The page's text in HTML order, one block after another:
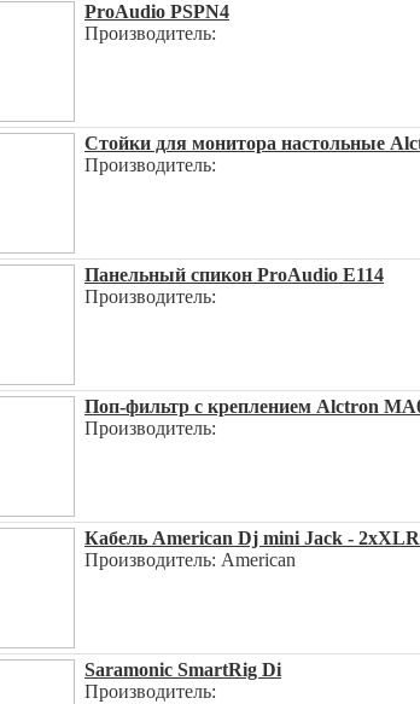
ProAudio PSPN4
Производитель:
Стойки для монитора настольные
Производитель:
Панельный спикон ProAudio E114
Производитель:
Поп-фильтр с креплением Alctron
Производитель:
Кабель American Dj mini Jack -
Производитель: American
Saramonic SmartRig Di
Производитель: